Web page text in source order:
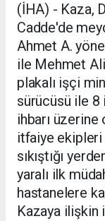
(İHA) - Kaza,
Cadde'de
Ahmet A.
ile Mehmet
plakalı işçi
sürücüsü ile 8
ihbarı üzerine
itfaiye
sıkıştığı
yaralı ilk
hastanelere
Kazaya ilişkin